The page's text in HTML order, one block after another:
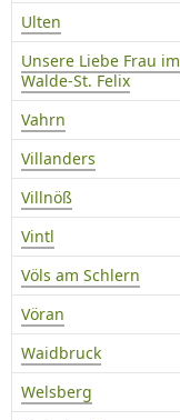
Ulten
Unsere Liebe Frau im
Walde-St. Felix
Vahrn
Villanders
Villnöß
Vintl
Völs am Schlern
Vöran
Waidbruck
Welsberg